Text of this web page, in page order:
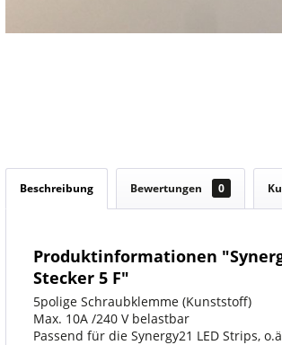
Beschreibung Bewertungen 0
Produktinformationen
Stecker 5 F"
5polige Schraubklemme (Kunststoff)
Max. 10A /240 V belastbar
Passend für die Synergy21 LED Strips, o.ä